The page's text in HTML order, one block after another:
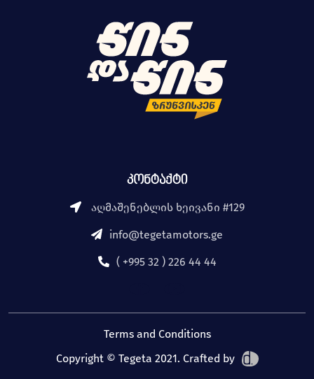
კონტაქტი
აღმაშენებლის ხეივანი #129
info@tegetamotors.ge
( +995 32 ) 226 44 44
Terms and Conditions
Copyright © Tegeta 2021. Crafted by